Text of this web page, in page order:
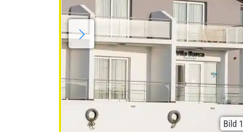
Bild 1